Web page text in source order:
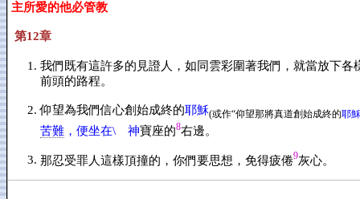
主所愛的他必管教
第12章
我們既有這許多的見證人，如同雲彩圍著我們，就當放下各
前頭的路程。
仰望為我們信心創始成終的耶穌(或作“仰望那將真道創始成終的耶穌
苦難 ，便坐在\ 神寶座的8右邊。
那忍受罪人這樣頂撞的，你們要思想，免得疲倦9灰心。